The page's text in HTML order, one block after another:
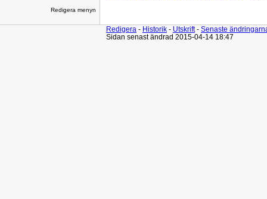
Redigera menyn
Redigera - Historik - Utskrift- Senaste
Sidan senast ändrad 2015-04-14 18:47